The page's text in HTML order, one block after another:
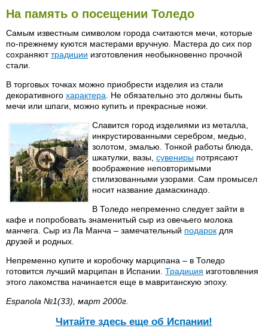
На память о посещении Толедо
Самым известным символом города считаются мечи, которые
по-прежнему куются мастерами вручную. Мастера до сих пор
сохраняюттрадиции изготовления необыкновенно прочной
стали.
В торговых точках можно приобрести изделия из стали
декоративного характера . Не обязательно это должны быть
мечи или шпаги, можно купить и прекрасные ножи.
Славится город изделиями из металла,
инкрустированными серебром, медью,
золотом, эмалью. Тонкой работы блюда,
шкатулки, вазы, сувениры потрясают
воображение неповторимыми
стилизованными узорами. Сам промысел
носит название дамаскинадо.
В Толедо непременно следует зайти в
кафе и попробовать знаменитый сыр из овечьего молока
манчега. Сыр из Ла Манча – замечательный подарок для
друзей и родных.
Непременно купите и коробочку марципана – в Толедо
готовится лучший марципан в Испании. Традиция изготовления
этого лакомства начинается еще в мавританскую эпоху.
Espanola №1(33), март 2000г.
Читайте здесь еще об Испании!